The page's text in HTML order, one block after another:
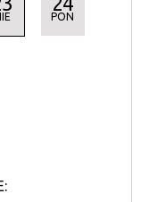
PON